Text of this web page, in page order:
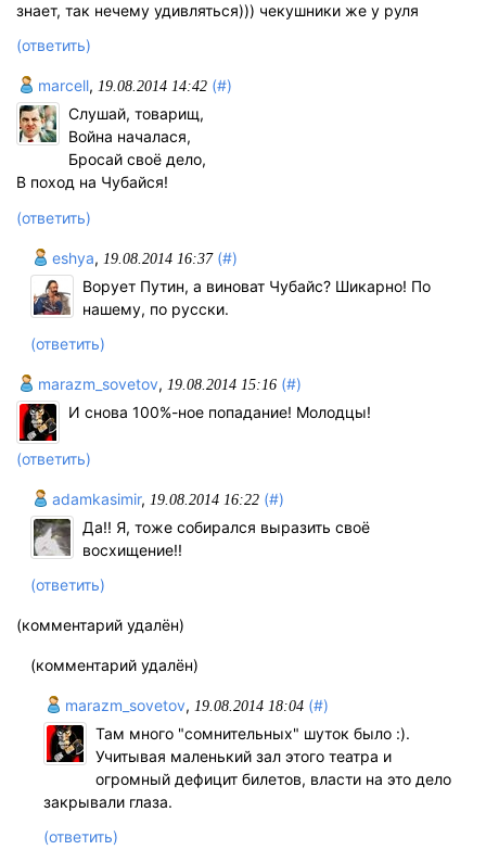
знает, так нечему удивляться))) чекушники же у руля
(ответить)
marcell, 19.08.2014 14:42 (#)
Слушай, товарищ,
Война началася,
Бросай своё дело,
В поход на Чубайся!
(ответить)
eshya, 19.08.2014 16:37 (#)
Ворует Путин, а виноват Чубайс? Шикарно! По
нашему, по русски.
(ответить)
marazm_sovetov, 19.08.2014 15:16 (#)
И снова 100%-ное попадание! Молодцы!
(ответить)
adamkasimir, 19.08.2014 16:22 (#)
Да!! Я, тоже собирался выразить своё
восхищение!!
(ответить)
(комментарий удалён)
(комментарий удалён)
marazm_sovetov, 19.08.2014 18:04 (#)
Там много "сомнительных" шуток было :).
Учитывая маленький зал этого театра и
огромный дефицит билетов, власти на это дело
закрывали глаза.
(ответить)